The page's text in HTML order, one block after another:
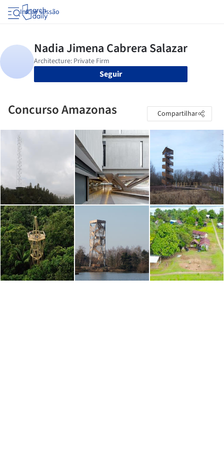
Iniciar sessão
Seguir
Concurso Amazonas Compartilhar